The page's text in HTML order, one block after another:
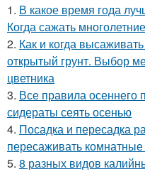
1. В какое время года
Когда сажать
2. Как и когда
открытый грунт. Выбор
цветника
3. Все правила осеннего
сидераты сеять осенью
4. Посадка и пересадка
пересаживать
5. 8 разных видов